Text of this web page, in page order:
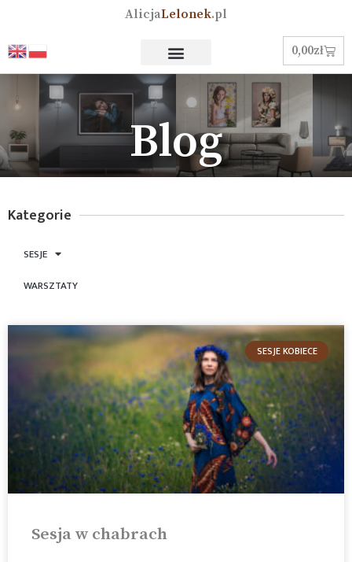
AlicjaLelonek.pl
0,00zł
Blog
SESJE KOBIECE
Sesja w chabrach
Kategorie
SESJE
WARSZTATY